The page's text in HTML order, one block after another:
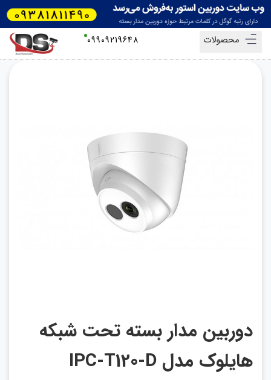
محصولات 09909219648
دوربین مدار بسته تحت شبکه
هایلوک مدل IPC-T120-D